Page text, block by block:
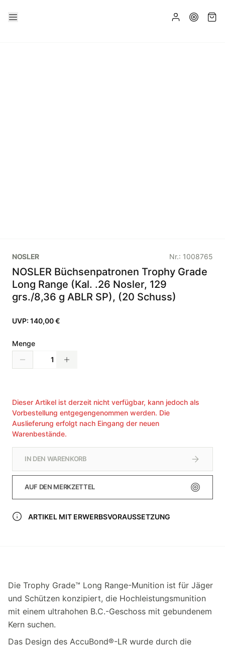
NOSLER Nr.: 1008765
NOSLER Büchsenpatronen Trophy Grade
Long Range (Kal. .26 Nosler, 129
grs./8,36 g ABLR SP), (20 Schuss)
UVP: 140,00 €
Menge
Dieser Artikel ist derzeit nicht verfügbar, kann jedoch als
Vorbestellung entgegengenommen werden. Die
Auslieferung erfolgt nach Eingang der neuen
Warenbestände.
IN DEN WARENKORB
AUF DEN MERKZETTEL
ARTIKEL MIT ERWERBSVORAUSSETZUNG
Die Trophy Grade™ Long Range-Munition ist für Jäger
und Schützen konzipiert, die Hochleistungsmunition
mit einem ultrahohen B.C.-Geschoss mit gebundenem
Kern suchen.
Das Design des AccuBond®-LR wurde durch die